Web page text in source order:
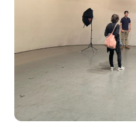
学院のご紹介
建学の精神・学院長挨拶
学科一覧